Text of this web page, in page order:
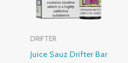
DRIFTER
Juice Sauz Drifter Bar
Las
se
pueden